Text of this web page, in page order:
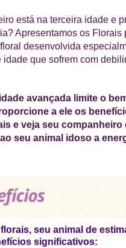
está na terceira idade e
Apresentamos os Florais
desenvolvida
idade que sofrem com
avançada limite o
a ele os
e veja seu
seu animal idoso a
seu animal de
significativos: